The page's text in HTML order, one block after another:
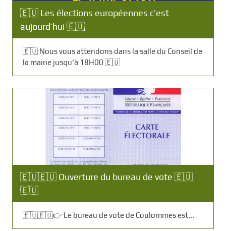
🇪🇺 Les élections européennes c’est
aujourd’hui 🇪🇺
🇪🇺 Nous vous attendons dans la salle du Conseil de
la mairie jusqu'à 18H00 🇪🇺
🇪🇺🇪🇺 Ouverture du bureau de vote 🇪🇺
🇪🇺
🇪🇺🇪🇺👉 Le bureau de vote de Coulommes est...